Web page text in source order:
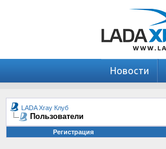
Новости
LADA Xray Клуб
Пользователи
Регистрация